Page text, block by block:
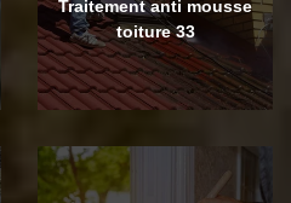
Traitement anti mousse
toiture 33